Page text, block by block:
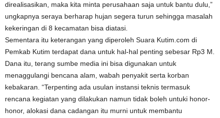
direalisasikan, maka kita minta perusahaan saja untuk bantu dulu,”
ungkapnya seraya berharap hujan segera turun sehingga masalah
kekeringan di 8 kecamatan bisa diatasi.
Sementara itu keterangan yang diperoleh Suara Kutim.com di
Pemkab Kutim terdapat dana untuk hal-hal penting sebesar Rp3 M.
Dana itu, terang sumbe media ini bisa digunakan untuk
menaggulangi bencana alam, wabah penyakit serta korban
kebakaran. “Terpenting ada usulan instansi teknis termasuk
rencana kegiatan yang dilakukan namun tidak boleh untuki honor-
honor, alokasi dana cadangan itu murni untuk membantu